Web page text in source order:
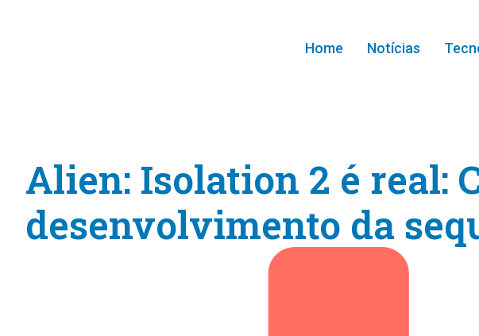
Home Notícias
Alien: Isolation 2 é real:
desenvolvimento da